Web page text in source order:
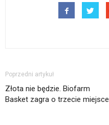
Poprzedni artykuł
Złota nie będzie. Biofarm
Basket zagra o trzecie miejsce